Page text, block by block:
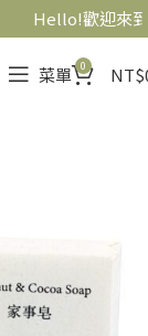
Hello!歡迎來
菜單 0 NT$